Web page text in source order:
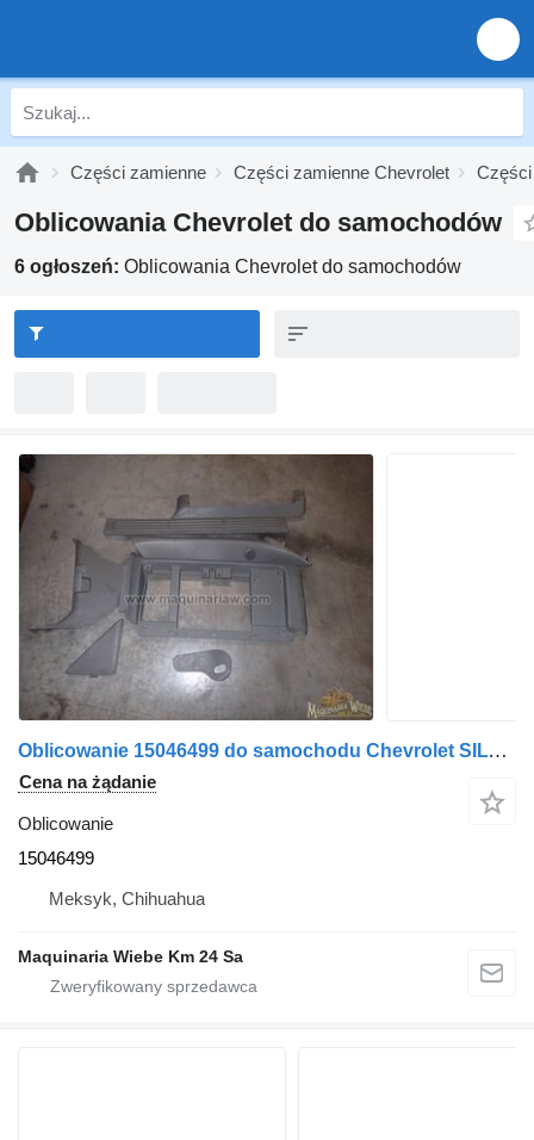
Części zamienne Części zamienne Chevrolet
Oblicowania Chevrolet do samochodów
6 ogłoszeń: Oblicowania Chevrolet do samochodów
Oblicowanie 15046499 do samochodu Chevrolet SILVERADO 2000
Cena na żądanie
Oblicowanie
15046499
Meksyk, Chihuahua
Maquinaria Wiebe Km 24 Sa